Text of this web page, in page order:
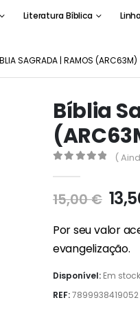
Literatura Bíblica
SAGRADA | RAMOS (ARC63M)
Bíblia
(
15,00€ O
era:
Por seu valor
evangelização.
Disponível: Em stock
REF:7899938419052